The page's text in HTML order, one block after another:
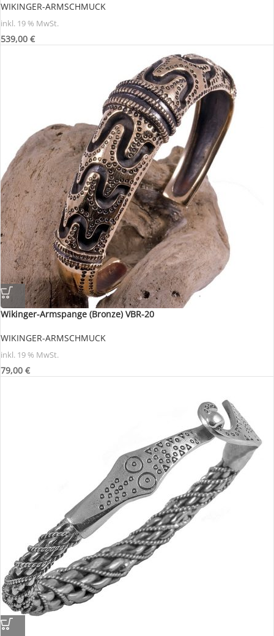
WIKINGER-ARMSCHMUCK
inkl. 19 % MwSt.
539,00 €
Wikinger-Armspange (Bronze) VBR-20
WIKINGER-ARMSCHMUCK
inkl. 19 % MwSt.
79,00 €